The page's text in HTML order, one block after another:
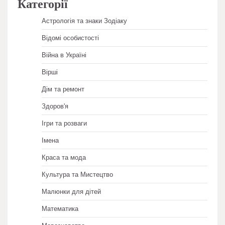
Категорії
Астрологія та знаки Зодіаку
Відомі особистості
Війна в Україні
Вірші
Дім та ремонт
Здоров'я
Ігри та розваги
Імена
Краса та мода
Культура та Мистецтво
Малюнки для дітей
Математика